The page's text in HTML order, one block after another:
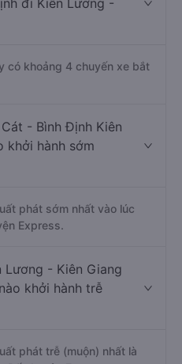
đi Kiên Lương -
có khoảng 4 chuyến xe bắt
- Bình Định Kiên
khởi hành sớm
phát sớm nhất vào lúc
Express.
Lương - Kiên Giang
khởi hành trễ
phát trễ (muộn) nhất là